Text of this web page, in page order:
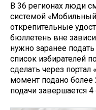
В 36 регионах люди
системой
открепительные
бюллетень вне
нужно заранее
список избирателей
сделать через
момент подано более
подачи завершается 4